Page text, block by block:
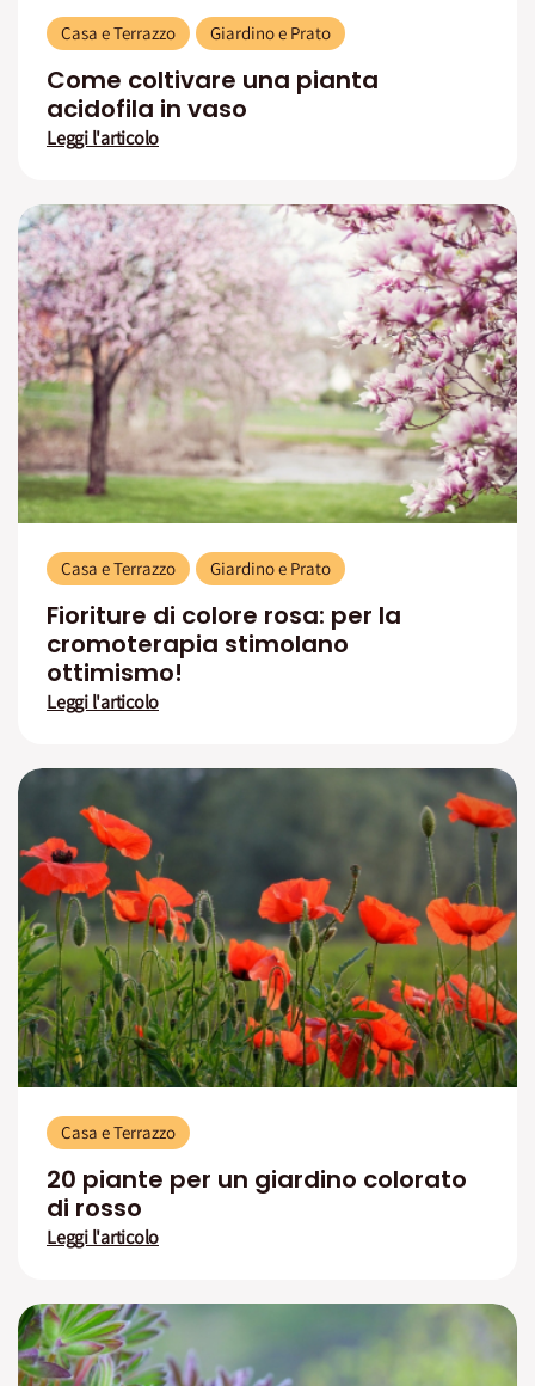
Casa e Terrazzo Giardino e Prato
Come coltivare una pianta
acidofila in vaso
Leggi l'articolo
Casa e Terrazzo Giardino e Prato
Fioriture di colore rosa: per la
cromoterapia stimolano
ottimismo!
Leggi l'articolo
Casa e Terrazzo
20 piante per un giardino colorato
di rosso
Leggi l'articolo